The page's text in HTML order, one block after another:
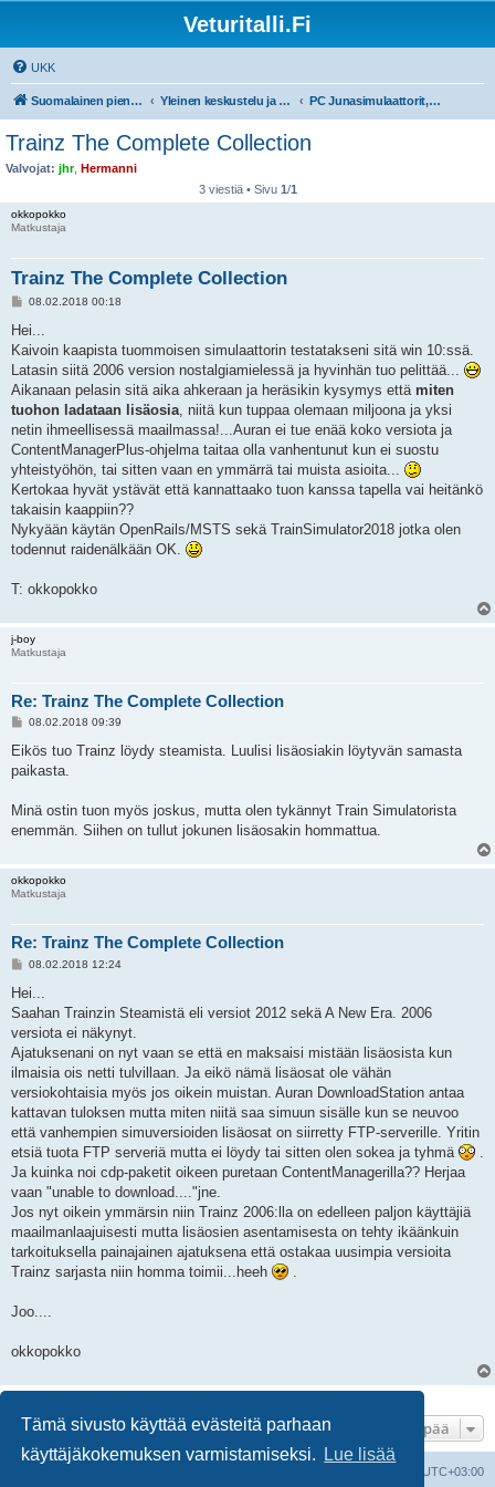
Tämä sivusto käyttää evästeitä parhaan
käyttäjäkokemuksen varmistamiseksi.
Lue lisää
Veturitalli.Fi
UKK
Suomalainen pienoisrautatiefoorumi Yleinen keskustelu ja muut mittakaavat PC Junasimulaattorit, pelit ja ohjelmat
Trainz The Complete Collection
Valvojat: jhr, Hermanni
3 viestiä • Sivu 1/1
okkopokko
Matkustaja
Trainz The Complete Collection
V
e
t
i
08.02.2018 00:18
Hei...
Kaivoin kaapista tuommoisen simulaattorin testatakseni sitä win 10:ssä.
Latasin siitä 2006 version nostalgiamielessä ja hyvinhän tuo pelittää...
Aikanaan pelasin sitä aika ahkeraan ja heräsikin kysymys että miten
tuohon ladataan lisäosia , niitä kun tuppaa olemaan miljoona ja yksi
netin ihmeellisessä maailmassa!...Auran ei tue enää koko versiota ja
ContentManagerPlus-ohjelma taitaa olla vanhentunut kun ei suostu
yhteistyöhön, tai sitten vaan en ymmärrä tai muista asioita...
Kertokaa hyvät ystävät että kannattaako tuon kanssa tapella vai heitänkö
takaisin kaappiin??
Nykyään käytän OpenRails/MSTS sekä TrainSimulator2018 jotka olen
todennut raidenälkään OK.
T: okkopokko
j-boy
Matkustaja
Re: Trainz The Complete Collection
V
e
t
08.02.2018 09:39
Eikös tuo Trainz löydy steamista. Luulisi lisäosiakin löytyvän samasta
paikasta.
Minä ostin tuon myös joskus, mutta olen tykännyt Train Simulatorista
enemmän. Siihen on tullut jokunen lisäosakin hommattua.
okkopokko
Matkustaja
Re: Trainz The Complete Collection
V
e
t
i
08.02.2018 12:24
Hei...
Saahan Trainzin Steamistä eli versiot 2012 sekä A New Era. 2006
versiota ei näkynyt.
Ajatuksenani on nyt vaan se että en maksaisi mistään lisäosista kun
ilmaisia ois netti tulvillaan. Ja eikö nämä lisäosat ole vähän
versiokohtaisia myös jos oikein muistan. Auran DownloadStation antaa
kattavan tuloksen mutta miten niitä saa simuun sisälle kun se neuvoo
että vanhempien simuversioiden lisäosat on siirretty FTP-serverille. Yritin
etsiä tuota FTP serveriä mutta ei löydy tai sitten olen sokea ja tyhmä
Ja kuinka noi cdp-paketit oikeen puretaan ContentManagerilla?? Herjaa
vaan "unable to download...."jne.
Jos nyt oikein ymmärsin niin Trainz 2006:lla on edelleen paljon käyttäjiä
maailmanlaajuisesti mutta lisäosien asentamisesta on tehty ikäänkuin
tarkoituksella painajainen ajatuksena että ostakaa uusimpia versioita
Trainz sarjasta niin homma toimii...heeh
Joo....
okkopokko
Hyppää
UTC+03:00